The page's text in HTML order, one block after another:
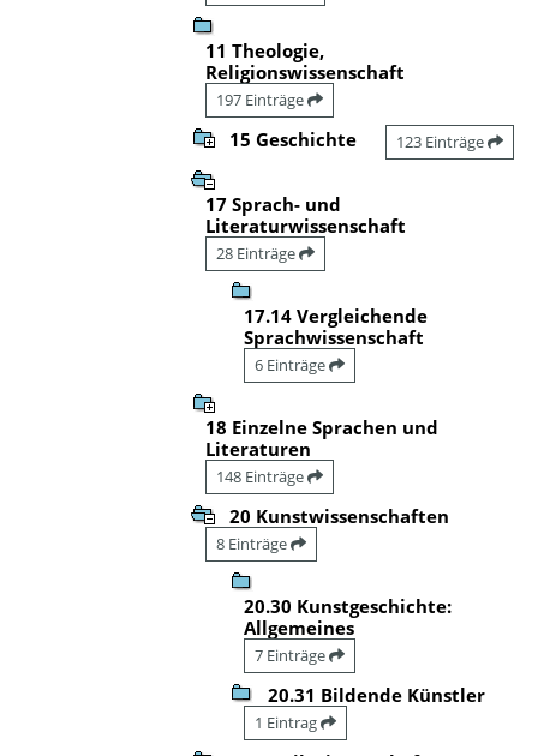
11 Theologie,
Religionswissenschaft
197 Einträge
15 Geschichte 123 Einträge
17 Sprach- und
Literaturwissenschaft
28 Einträge
17.14 Vergleichende
Sprachwissenschaft
6 Einträge
18 Einzelne Sprachen und
Literaturen
148 Einträge
20 Kunstwissenschaften
8 Einträge
20.30 Kunstgeschichte:
Allgemeines
7 Einträge
20.31 Bildende Künstler
1 Eintrag